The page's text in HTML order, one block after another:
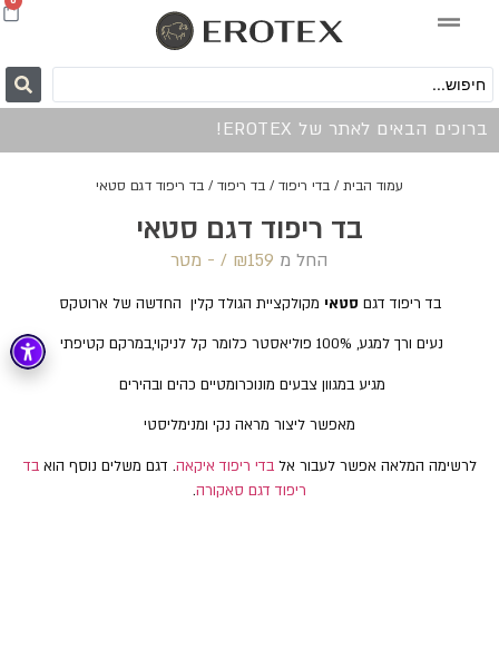
ברוכים הבאים לאתר של EROTEX!
עמוד הבית / בדי ריפוד / בד ריפוד / בד ריפוד דגם סטאי
בד ריפוד דגם סטאי
החל מ ₪159 /‏‏‎ ‎- מטר
בד ריפוד דגם סטאי מקולקציית הגולד קלין החדשה של ארוטקס
נעים ורך למגע, 100% פוליאסטר כלומר קל לניקוי,במרקם קטיפתי
מגיע במגוון צבעים מונוכרומטיים כהים ובהירים
מאפשר ליצור מראה נקי ומנימליסטי
לרשימה המלאה אפשר לעבור אלבדי ריפוד איקאה. דגם משלים נוסף הואבד
ריפוד דגם סאקורה.